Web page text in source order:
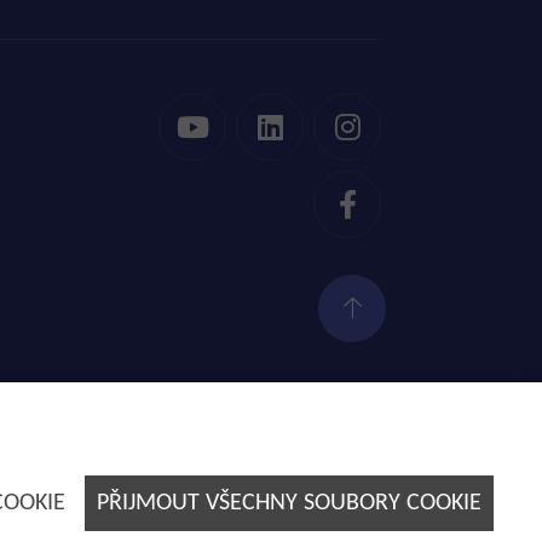
PŘIJMOUT VŠECHNY SOUBORY COOKIE
Tvorba webových stránek byE-SOLUTIONS